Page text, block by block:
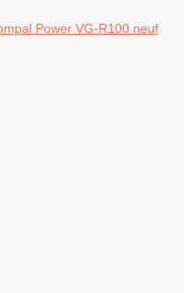
Power VG-R100 neuf